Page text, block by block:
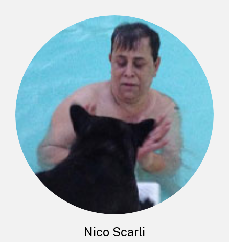
Nico Scarli